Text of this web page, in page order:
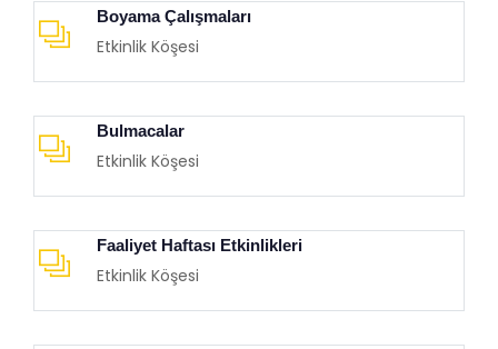
Boyama Çalışmaları
Etkinlik Köşesi
Bulmacalar
Etkinlik Köşesi
Faaliyet Haftası Etkinlikleri
Etkinlik Köşesi